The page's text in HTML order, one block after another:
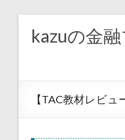
kazuの金
【TAC教材レビ